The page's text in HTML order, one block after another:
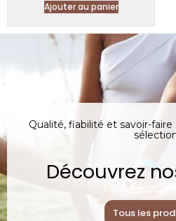
Ajouter au panier
Qualité, fiabilité et savoir-
Découvrez
Tous les